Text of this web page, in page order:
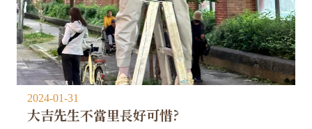
2024-01-31
大吉先生不當里長好可惜?